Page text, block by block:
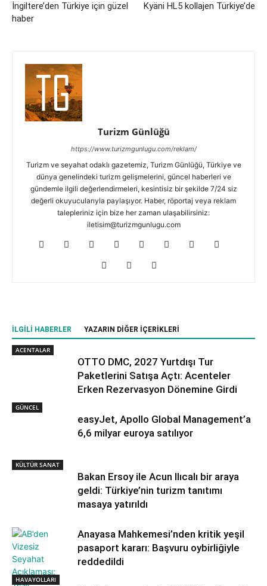
İngiltere’den Türkiye için güzel
haber
Kyäni HL5 kollajen Türkiye’de
Turizm Günlüğü
https://www.turizmgunlugu.com/reklam/
Turizm ve seyahat odaklı gazetemiz, Turizm Günlüğü, Türkiye ve
dünya genelindeki turizm gelişmelerini, güncel haberleri ve
gündemle ilgili değerlendirmeleri, kesintisiz bir şekilde 7/24 siz
değerli okuyucularıyla paylaşıyor. Haber, röportaj veya reklam
talepleriniz için bize her zaman ulaşabilirsiniz:
iletisim@turizmgunlugu.com
İLGILI HABERLER YAZARIN DIĞER İÇERIKLERI
ACENTALAR
OTTO DMC, 2027 Yurtdışı Tur
Paketlerini Satışa Açtı: Acenteler
Erken Rezervasyon Dönemine Girdi
GÜNCEL
easyJet, Apollo Global Management’a
6,6 milyar euroya satılıyor
KÜLTÜR SANAT
Bakan Ersoy ile Acun Ilıcalı bir araya
geldi: Türkiye’nin turizm tanıtımı
masaya yatırıldı
Anayasa Mahkemesi’nden kritik yeşil
pasaport kararı: Başvuru oybirliğiyle
reddedildi
HAVAYOLLARI